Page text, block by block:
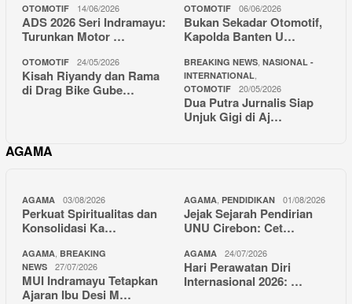
OTOMOTIF 14/06/2026
ADS 2026 Seri Indramayu:
Turunkan Motor …
OTOMOTIF 06/06/2026
Bukan Sekadar Otomotif,
Kapolda Banten U…
OTOMOTIF 24/05/2026
Kisah Riyandy dan Rama
di Drag Bike Gube…
BREAKING NEWS NASIONAL -
INTERNATIONAL
OTOMOTIF 20/05/2026
Dua Putra Jurnalis Siap
Unjuk Gigi di Aj…
AGAMA
AGAMA 03/08/2026
Perkuat Spiritualitas dan
Konsolidasi Ka…
AGAMA PENDIDIKAN 01/08/2026
Jejak Sejarah Pendirian
UNU Cirebon: Cet…
AGAMA BREAKING
NEWS
27/07/2026
MUI Indramayu Tetapkan
Ajaran Ibu Desi M…
AGAMA 24/07/2026
Hari Perawatan Diri
Internasional 2026: …